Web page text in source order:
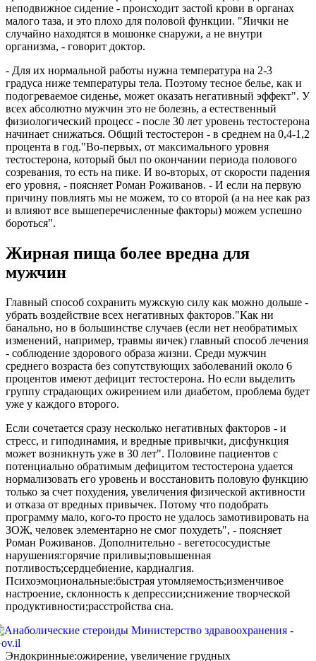
неподвижное сидение - происходит застой крови в органах
малого таза, и это плохо для половой функции. "Яички не
случайно находятся в мошонке снаружи, а не внутри
организма, - говорит доктор.
- Для их нормальной работы нужна температура на 2-3
градуса ниже температуры тела. Поэтому тесное белье, как и
подогреваемое сиденье, может оказать негативный эффект". У
всех абсолютно мужчин это не болезнь, а естественный
физиологический процесс - после 30 лет уровень тестостерона
начинает снижаться. Общий тестостерон - в среднем на 0,4-1,2
процента в год."Во-первых, от максимального уровня
тестостерона, который был по окончании периода полового
созревания, то есть на пике. И во-вторых, от скорости падения
его уровня, - поясняет Роман Роживанов. - И если на первую
причину повлиять мы не можем, то со второй (а на нее как раз
и влияют все вышеперечисленные факторы) можем успешно
бороться".
Жирная пища более вредна для
мужчин
Главный способ сохранить мужскую силу как можно дольше -
убрать воздействие всех негативных факторов."Как ни
банально, но в большинстве случаев (если нет необратимых
изменений, например, травмы яичек) главный способ лечения
- соблюдение здорового образа жизни. Среди мужчин
среднего возраста без сопутствующих заболеваний около 6
процентов имеют дефицит тестостерона. Но если выделить
группу страдающих ожирением или диабетом, проблема будет
уже у каждого второго.
Если сочетается сразу несколько негативных факторов - и
стресс, и гиподинамия, и вредные привычки, дисфункция
может возникнуть уже в 30 лет". Половине пациентов с
потенциально обратимым дефицитом тестостерона удается
нормализовать его уровень и восстановить половую функцию
только за счет похудения, увеличения физической активности
и отказа от вредных привычек. Потому что подобрать
программу мало, кого-то просто не удалось замотивировать на
ЗОЖ, человек элементарно не смог похудеть", - поясняет
Роман Роживанов. Дополнительно - вегетососудистые
нарушения:горячие приливы;повышенная
потливость;сердцебиение, кардиалгия.
Психоэмоциональные:быстрая утомляемость;изменчивое
настроение, склонность к депрессии;снижение творческой
продуктивности;расстройства сна.
Эндокринные:ожирение, увеличение грудных